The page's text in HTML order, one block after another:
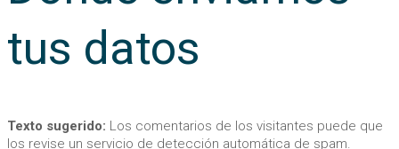
tus datos
Texto sugerido: Los comentarios de los visitantes puede que
los revise un servicio de detección automática de spam.